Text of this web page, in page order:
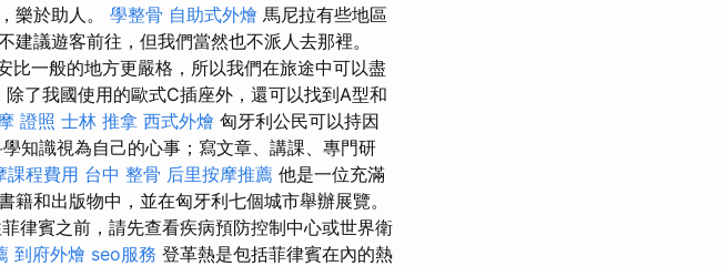
樂於助人。 學整骨 自助式外燴 馬尼拉有些地區
議遊客前往，但我們當然也不派人去那裡。
比一般的地方更嚴格，所以我們在旅途中可以盡
了我國使用的歐式C插座外，還可以找到A型和
證照 士林 推拿 西式外燴 匈牙利公民可以持因
知識視為自己的心事；寫文章、講課、專門研
課程費用 台中 整骨 后里按摩推薦 他是一位充滿
和出版物中，並在匈牙利七個城市舉辦展覽。
律賓之前，請先查看疾病預防控制中心或世界衛
到府外燴 seo服務 登革熱是包括菲律賓在內的熱